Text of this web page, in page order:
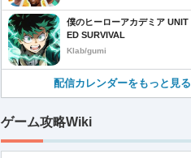
僕のヒーローアカデミア UNIT
ED SURVIVAL
Klab/gumi
配信カレンダーをもっと見る
ゲーム攻略Wiki